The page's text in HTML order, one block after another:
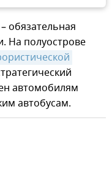
обязательная
На полуострове
автомобилям
автобусам.